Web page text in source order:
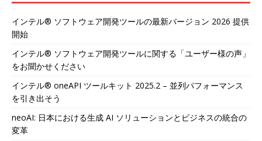
インテル® ソフトウェア開発ツールの最新バージョン 2026 提供
開始
インテル® ソフトウェア開発ツールに関する「ユーザー様の声」
をお聞かせください
インテル® oneAPI ツールキット 2025.2 – 並列パフォーマンス
を引き出そう
neoAI: 日本における生成 AI ソリューションとビジネスの統合の
変革